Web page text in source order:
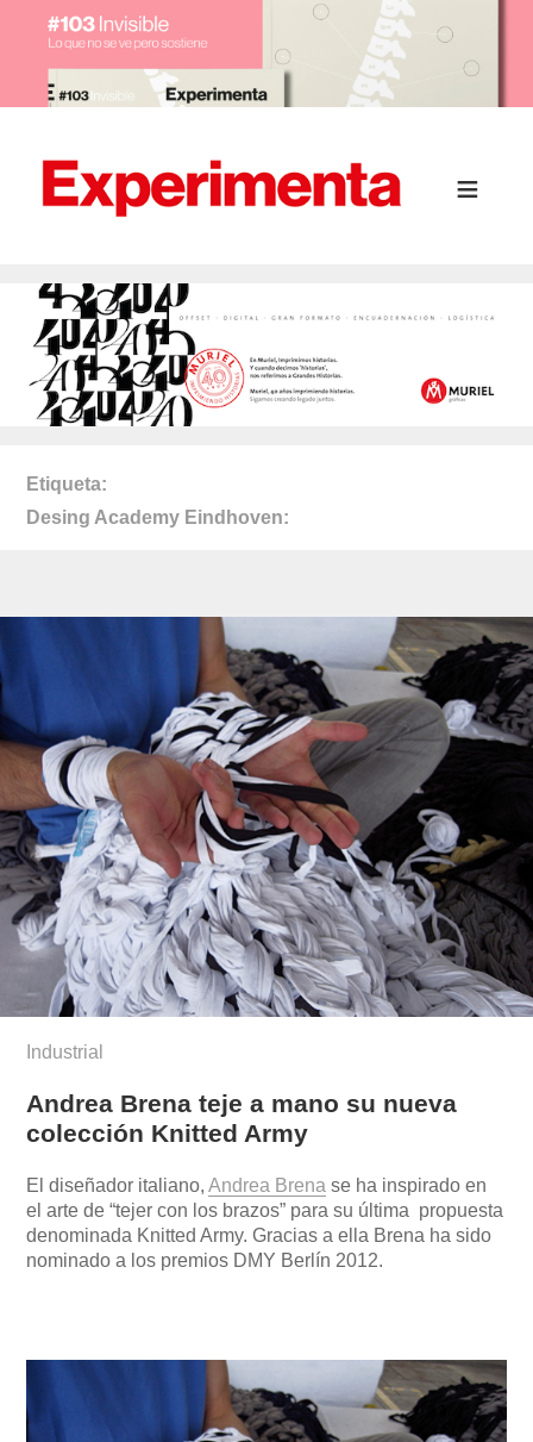
Etiqueta
Desing Academy Eindhoven
Industrial
Andrea Brena teje a mano su nueva
colección Knitted Army
El diseñador italiano,Andrea Brena se ha inspirado en
el arte de “tejer con los brazos” para su última propuesta
denominada Knitted Army. Gracias a ella Brena ha sido
nominado a los premios DMY Berlín 2012.